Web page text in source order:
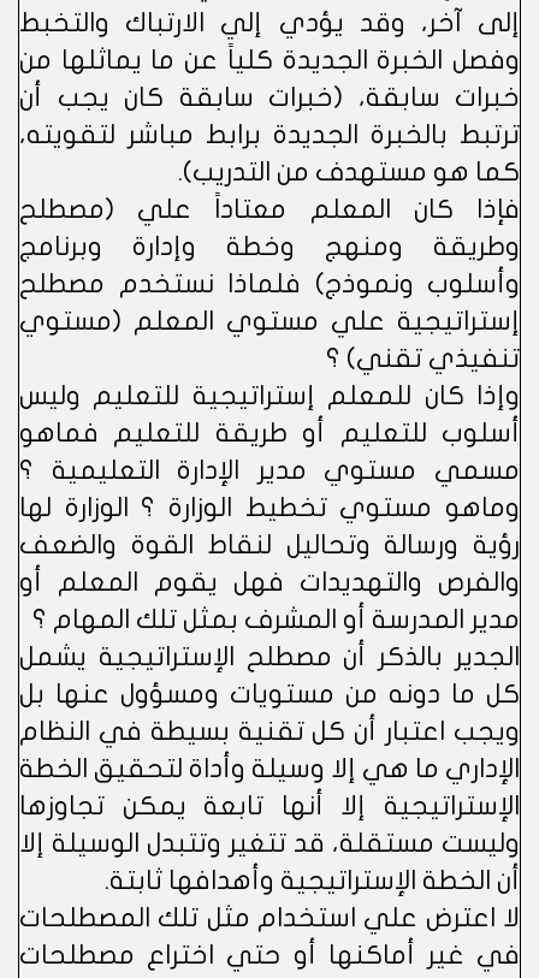
إلى آخر، وقد يؤدي إلي الارتباك والتخبط
وفصل الخبرة الجديدة كلياً عن ما يماثلها من
خبرات سابقة، (خبرات سابقة كان يجب أن
ترتبط بالخبرة الجديدة برابط مباشر لتقويته،
كما هو مستهدف من التدريب).
فإذا كان المعلم معتاداً علي (مصطلح
وطريقة ومنهج وخطة وإدارة وبرنامج
وأسلوب ونموذج) فلماذا نستخدم مصطلح
إستراتيجية علي مستوي المعلم (مستوي
تنفيذي تقني) ؟
وإذا كان للمعلم إستراتيجية للتعليم وليس
أسلوب للتعليم أو طريقة للتعليم فماهو
مسمي مستوي مدير الإدارة التعليمية ؟
وماهو مستوي تخطيط الوزارة ؟ الوزارة لها
رؤية ورسالة وتحاليل لنقاط القوة والضعف
والفرص والتهديدات فهل يقوم المعلم أو
مدير المدرسة أو المشرف بمثل تلك المهام ؟
الجدير بالذكر أن مصطلح الإستراتيجية يشمل
كل ما دونه من مستويات ومسؤول عنها بل
ويجب اعتبار أن كل تقنية بسيطة في النظام
الإداري ما هي إلا وسيلة وأداة لتحقيق الخطة
الإستراتيجية إلا أنها تابعة يمكن تجاوزها
وليست مستقلة، قد تتغير وتتبدل الوسيلة إلا
أن الخطة الإستراتيجية وأهدافها ثابتة.
لا اعترض علي استخدام مثل تلك المصطلحات
في غير أماكنها أو حتي اختراع مصطلحات